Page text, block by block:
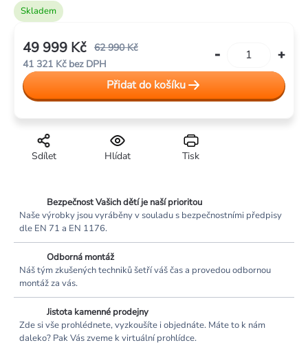
Skladem
Tisk
Hlídat
Sdílet
62 990 Kč
49 999 Kč
41 321 Kč bez DPH
Měrná
cena:
Přidat do košíku
Bezpečnost Vašich dětí je naší prioritou
Naše výrobky jsou vyráběny v souladu s bezpečnostními předpisy
dle EN 71 a EN 1176.
Odborná montáž
Náš tým zkušených techniků šetří váš čas a provedou odbornou
montáž za vás.
Jistota kamenné prodejny
Zde si vše prohlédnete, vyzkoušíte i objednáte. Máte to k nám
daleko? Pak Vás zveme k virtuální prohlídce.